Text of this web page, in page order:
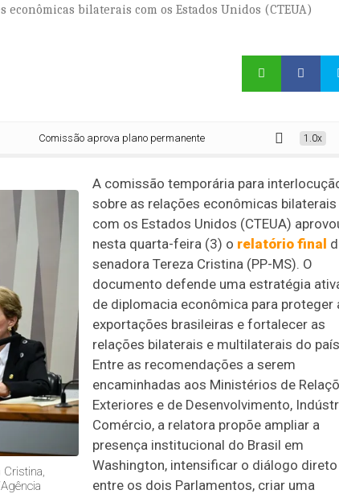
bilaterais com os Estados Unidos (CTEUA)
Comissão aprova plano permanente para reforçar relação Brasil–EUA
1.0x
Cristina,
A comissão temporária para
sobre as relações econômicas bilaterais
com os Estados Unidos (CTEUA)
nesta quarta-feira (3) o relatório final
senadora Tereza Cristina (PP-MS). O
documento defende uma estratégia
de diplomacia econômica para proteger
exportações brasileiras e fortalecer as
relações bilaterais e multilaterais do
Entre as recomendações a serem
encaminhadas aos Ministérios de
Exteriores e de Desenvolvimento,
Comércio, a relatora propõe ampliar a
presença institucional do Brasil em
Washington, intensificar o diálogo direto
entre os dois Parlamentos, criar uma